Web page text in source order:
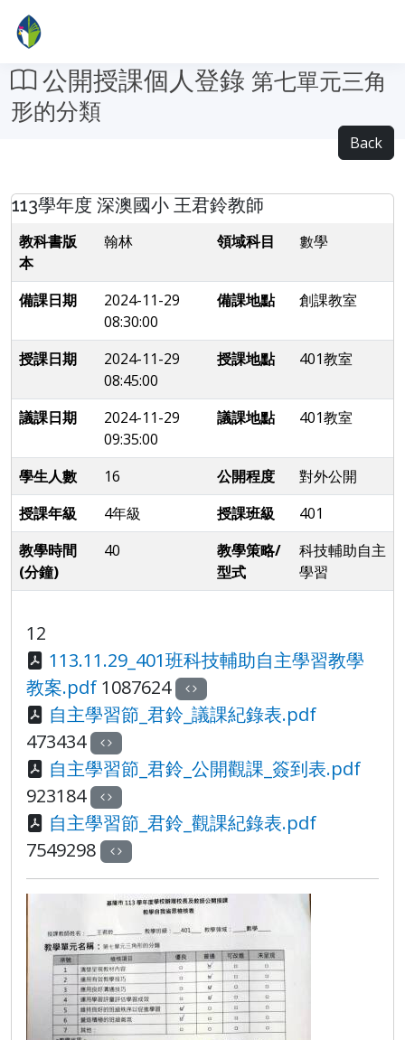
公開授課個人登錄 第七單元三角
形的分類
Back
113學年度 深澳國小 王君鈴教師
教科書版
本
翰林 領域科目 數學
備課日期
2024-11-29
08:30:00
備課地點 創課教室
授課日期
2024-11-29
08:45:00
授課地點 401教室
議課日期
2024-11-29
09:35:00
議課地點 401教室
學生人數 16 公開程度
對外公開
授課年級
4年級 授課班級
401
教學時間
(分鐘)
40
教學策略/
型式
科技輔助自主
學習
12
113.11.29_401班科技輔助自主學習教學
教案.pdf 1087624
自主學習節_君鈴_議課紀錄表.pdf
473434
自主學習節_君鈴_公開觀課_簽到表.pdf
923184
自主學習節_君鈴_觀課紀錄表.pdf
7549298